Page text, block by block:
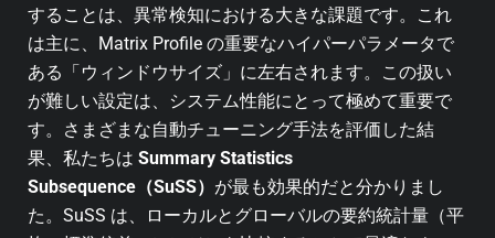
することは、異常検知における大きな課題です。これ
は主に、Matrix Profile の重要なハイパーパラメータで
ある「ウィンドウサイズ」に左右されます。この扱い
が難しい設定は、システム性能にとって極めて重要で
す。さまざまな自動チューニング手法を評価した結
果、私たちは Summary Statistics
Subsequence（SuSS） が最も効果的だと分かりまし
た。SuSS は、ローカルとグローバルの要約統計量（平